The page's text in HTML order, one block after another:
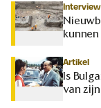
Interview
Artikel
Is
van